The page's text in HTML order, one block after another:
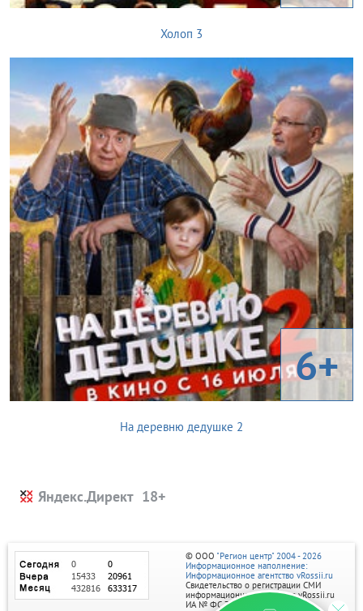
Холоп 3
6+
На деревню дедушке 2
Яндекс.Директ
© ООО "Регион центр" 2004 - 2026
Информационное наполнение:
Информационное агентство vRossii.ru
Свидетельство о регистрации СМИ
информационного агентства vRossii.ru
ИА № ФС 77‑35502